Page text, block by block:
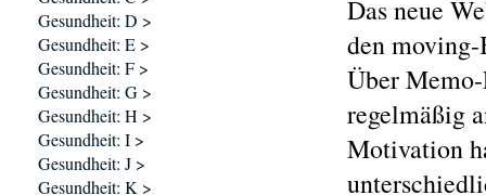
Das neue
den
Über
regelmäßig
Motivation
Gesundheit: D >
Gesundheit: E >
Gesundheit: F >
Gesundheit: G >
Gesundheit: H >
Gesundheit: I >
Gesundheit: J >
Gesundheit: K >